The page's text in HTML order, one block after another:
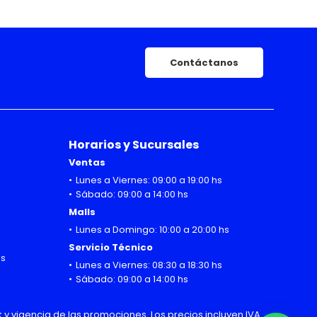
Contáctanos
Horarios y Sucursales
Ventas
Lunes a Viernes: 09:00 a 19:00 hs
Sábado: 09:00 a 14:00 hs
Malls
Lunes a Domingo: 10:00 a 20:00 hs
Servicio Técnico
Lunes a Viernes: 08:30 a 18:30 hs
Sábado: 09:00 a 14:00 hs